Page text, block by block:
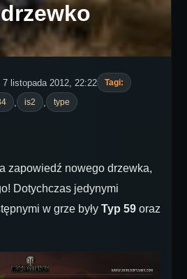
7 listopada 2012, 22:22
Tagi:
is2 type
zapowiedź nowego drzewka,
Dotychczas jedynymi
w grze były Typ 59 oraz